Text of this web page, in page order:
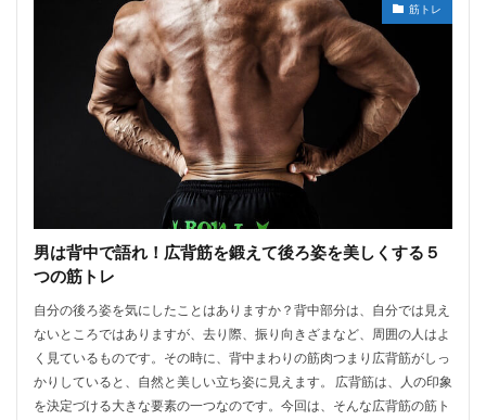
筋トレ
男は背中で語れ！広背筋を鍛えて後ろ姿を美しくする５
つの筋トレ
自分の後ろ姿を気にしたことはありますか？背中部分は、自分では見え
ないところではありますが、去り際、振り向きざまなど、周囲の人はよ
く見ているものです。その時に、背中まわりの筋肉つまり広背筋がしっ
かりしていると、自然と美しい立ち姿に見えます。 広背筋は、人の印象
を決定づける大きな要素の一つなのです。今回は、そんな広背筋の筋ト